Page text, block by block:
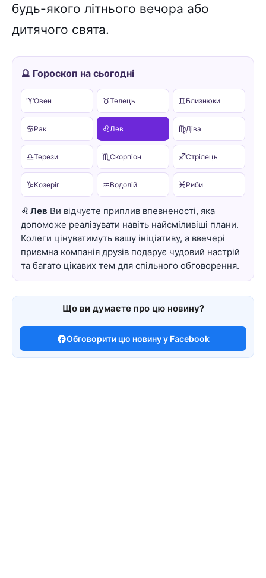
будь-якого літнього вечора або
дитячого свята.
🔮 Гороскоп на сьогодні
♈Овен ♉Телець ♊Близнюки
♋Рак ♌ Лев ♍Діва
♎Терези ♏Скорпіон ♐Стрілець
♑Козеріг ♒Водолій ♓ Риби
♌ Лев Ви відчуєте приплив впевненості, яка
допоможе реалізувати навіть найсміливіші плани.
Колеги цінуватимуть вашу ініціативу, а ввечері
приємна компанія друзів подарує чудовий настрій
та багато цікавих тем для спільного обговорення.
Що ви думаєте про цю новину?
Обговорити цю новину у Facebook